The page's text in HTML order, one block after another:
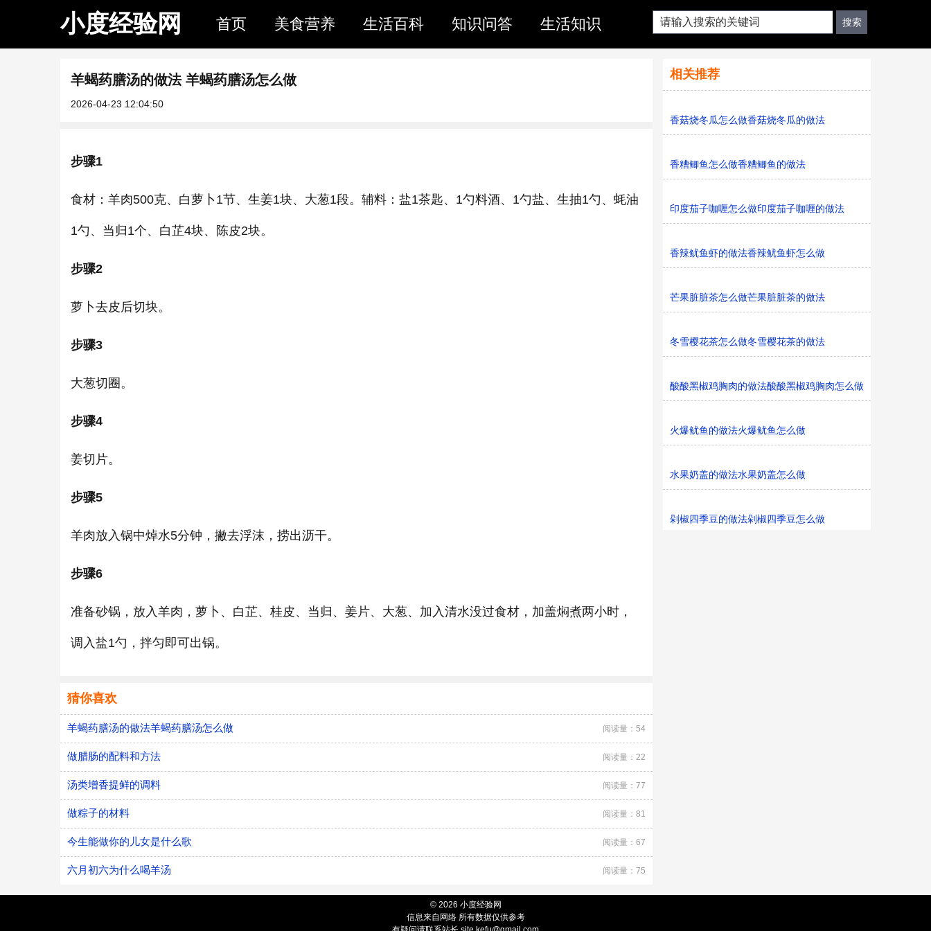
小度经验网 首页 美食营养 生活百科 知识问答 生活知识
羊蝎药膳汤的做法 羊蝎药膳汤怎么做
2026-04-23 12:04:50
步骤1
食材：羊肉500克、白萝卜1节、生姜1块、大葱1段。辅料：盐1茶匙、1勺料酒、1勺盐、生抽1勺、蚝油
1勺、当归1个、白芷4块、陈皮2块。
步骤2
萝卜去皮后切块。
步骤3
大葱切圈。
步骤4
姜切片。
步骤5
羊肉放入锅中焯水5分钟，撇去浮沫，捞出沥干。
步骤6
准备砂锅，放入羊肉，萝卜、白芷、桂皮、当归、姜片、大葱、加入清水没过食材，加盖焖煮两小时，
调入盐1勺，拌匀即可出锅。
猜你喜欢
羊蝎药膳汤的做法羊蝎药膳汤怎么做 阅读量：54
做腊肠的配料和方法 阅读量：22
汤类增香提鲜的调料 阅读量：77
做粽子的材料 阅读量：81
今生能做你的儿女是什么歌 阅读量：67
六月初六为什么喝羊汤 阅读量：75
相关推荐
香菇烧冬瓜怎么做香菇烧冬瓜的做法
香糟鲫鱼怎么做香糟鲫鱼的做法
印度茄子咖喱怎么做印度茄子咖喱的做法
香辣鱿鱼虾的做法香辣鱿鱼虾怎么做
芒果脏脏茶怎么做芒果脏脏茶的做法
冬雪樱花茶怎么做冬雪樱花茶的做法
酸酸黑椒鸡胸肉的做法酸酸黑椒鸡胸肉怎么做
火爆鱿鱼的做法火爆鱿鱼怎么做
水果奶盖的做法水果奶盖怎么做
剁椒四季豆的做法剁椒四季豆怎么做
© 2026 小度经验网
信息来自网络 所有数据仅供参考